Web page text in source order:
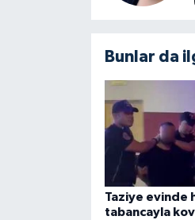
Bunlar da
Taziye evinde
tabancayla